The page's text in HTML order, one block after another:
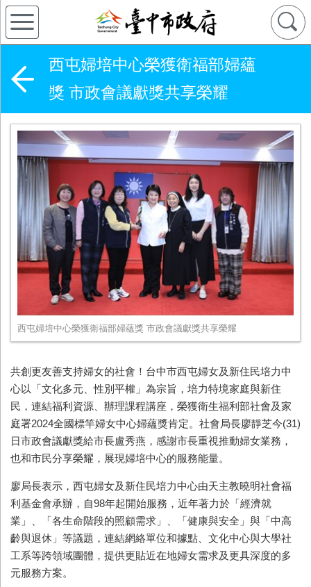
西屯婦培中心榮獲衛福部婦蘊
獎 市政會議獻獎共享榮耀
西屯婦培中心榮獲衛福部婦蘊獎 市政會議獻獎共享榮耀
共創更友善支持婦女的社會！台中市西屯婦女及新住民培力中
心以「文化多元、性別平權」為宗旨，培力特境家庭與新住
民，連結福利資源、辦理課程講座，榮獲衛生福利部社會及家
庭署2024全國標竿婦女中心婦蘊獎肯定。社會局長廖靜芝今(31)
日市政會議獻獎給市長盧秀燕，感謝市長重視推動婦女業務，
也和市民分享榮耀，展現婦培中心的服務能量。
廖局長表示，西屯婦女及新住民培力中心由天主教曉明社會福
利基金會承辦，自98年起開始服務，近年著力於「經濟就
業」、「各生命階段的照顧需求」、「健康與安全」與「中高
齡與退休」等議題，連結網絡單位和據點、文化中心與大學社
工系等跨領域團體，提供更貼近在地婦女需求及更具深度的多
元服務方案。